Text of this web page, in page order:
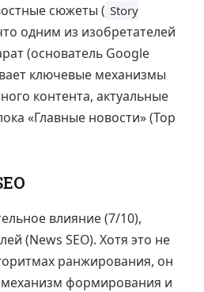
сюжеты ( Story
одним из изобретателей
(основатель Google
ключевые механизмы
контента, актуальные
«Главные новости» (Top
влияние (7/10),
(News SEO). Хотя это не
ранжирования, он
формирования и